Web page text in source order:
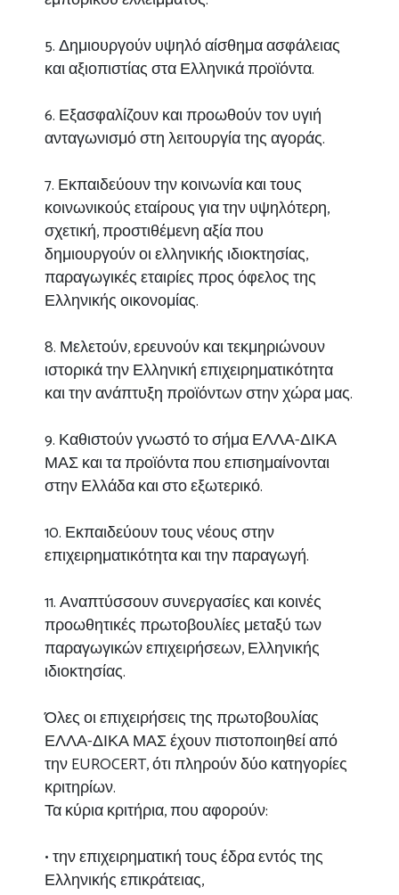
5. Δημιουργούν υψηλό αίσθημα ασφάλειας
και αξιοπιστίας στα Ελληνικά προϊόντα.
6. Εξασφαλίζουν και προωθούν τον υγιή
ανταγωνισμό στη λειτουργία της αγοράς.
7. Εκπαιδεύουν την κοινωνία και τους
κοινωνικούς εταίρους για την υψηλότερη,
σχετική, προστιθέμενη αξία που
δημιουργούν οι ελληνικής ιδιοκτησίας,
παραγωγικές εταιρίες προς όφελος της
Ελληνικής οικονομίας.
8. Μελετούν, ερευνούν και τεκμηριώνουν
ιστορικά την Ελληνική επιχειρηματικότητα
και την ανάπτυξη προϊόντων στην χώρα μας.
9. Καθιστούν γνωστό το σήμα ΕΛΛΑ-ΔΙΚΑ
ΜΑΣ και τα προϊόντα που επισημαίνονται
στην Ελλάδα και στο εξωτερικό.
10. Εκπαιδεύουν τους νέους στην
επιχειρηματικότητα και την παραγωγή.
11. Αναπτύσσουν συνεργασίες και κοινές
προωθητικές πρωτοβουλίες μεταξύ των
παραγωγικών επιχειρήσεων, Ελληνικής
ιδιοκτησίας.
Όλες οι επιχειρήσεις της πρωτοβουλίας
ΕΛΛΑ-ΔΙΚΑ ΜΑΣ έχουν πιστοποιηθεί από
την EUROCERT, ότι πληρούν δύο κατηγορίες
κριτηρίων.
Τα κύρια κριτήρια, που αφορούν:
• την επιχειρηματική τους έδρα εντός της
Ελληνικής επικράτειας,